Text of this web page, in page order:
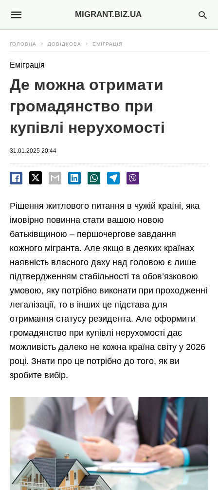
MIGRANT.BIZ.UA
ГОЛОВНА ДОВІДКОВА ЕМІГРАЦІЯ
Еміграція
Де можна отримати
громадянство при
купівлі нерухомості
31.01.2025 20:44
Рішення житлового питання в чужій країні, яка
імовірно повинна стати вашою новою
батьківщиною – першочергове завдання
кожного мігранта. Але якщо в деяких країнах
наявність власного даху над головою є лише
підтвердженням стабільності та обов’язковою
умовою, яку потрібно виконати при проходженні
легалізації, то в інших це підстава для
отримання статусу резидента. Але оформити
громадянство при купівлі нерухомості дає
можливість далеко не кожна країна світу у 2026
році. Знати про це потрібно до того, як ви
зробите вибір.